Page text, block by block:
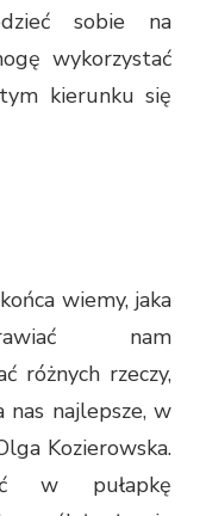
sobie na
wykorzystać
kierunku się
wiemy, jaka
nam
różnych rzeczy,
najlepsze, w
Kozierowska.
w pułapkę